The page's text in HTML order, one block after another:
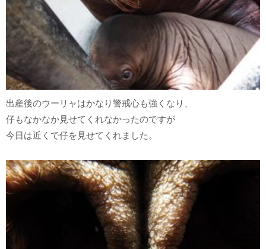
出産後のウーリャはかなり警戒心も強くなり、
仔もなかなか見せてくれなかったのですが
今日は近くで仔を見せてくれました。